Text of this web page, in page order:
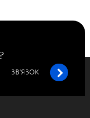
ЗВ’ЯЗОК